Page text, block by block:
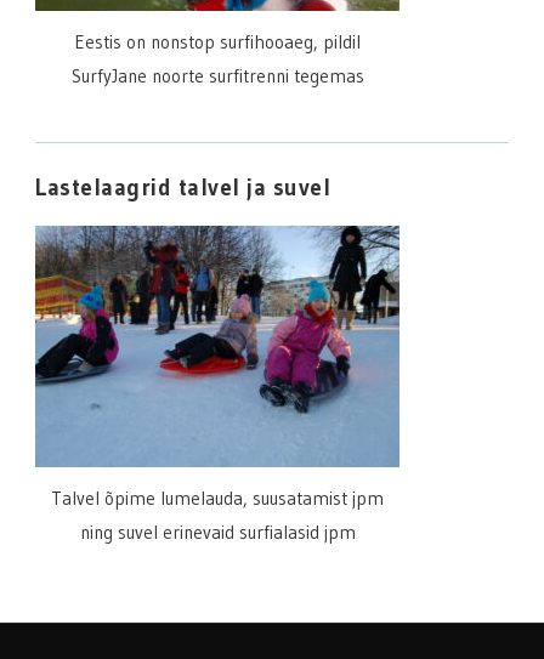
Eestis on nonstop surfihooaeg, pildil
SurfyJane noorte surfitrenni tegemas
Lastelaagrid talvel ja suvel
Talvel õpime lumelauda, suusatamist jpm
ning suvel erinevaid surfialasid jpm